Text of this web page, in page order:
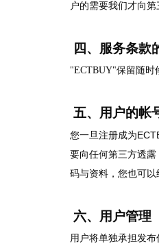
户的需要我们才向第
四、服务条款
"ECTBUY"保留随时
五、用户的帐
您一旦注册成为
要向任何第三方透
码与资料，您也可以
六、用户管理
用户将单独承担发